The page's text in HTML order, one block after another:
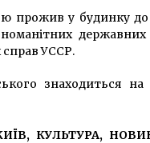
прожив у будинку до
справ УССР.
знаходиться на
, КУЛЬТУРА,